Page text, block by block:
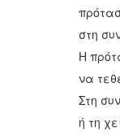
στη
Η
να
Στη
ή τη